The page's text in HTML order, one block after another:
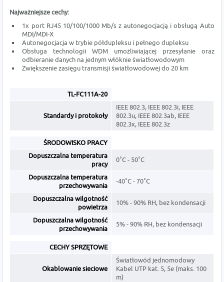
Najważniejsze cechy:
1x port RJ45 10/100/1000 Mb/s z autonegocjacją i obsługą Auto
MDI/MDI-X
Autonegocjacja w trybie półdupleksu i pełnego dupleksu
Obsługa technologii WDM umożliwiającej przesyłanie oraz
odbieranie danych na jednym włóknie światłowodowym
Zwiększenie zasięgu transmisji światłowodowej do 20 km
TL-FC111A-20
Standardy i protokoły
IEEE 802.3, IEEE 802.3i, IEEE
802.3u, IEEE 802.3ab, IEEE
802.3x, IEEE 802.3z
ŚRODOWISKO PRACY
Dopuszczalna temperatura
pracy
0˚C - 50˚C
Dopuszczalna temperatura
przechowywania
-40˚C - 70˚C
Dopuszczalna wilgotność
powietrza
10% - 90% RH, bez kondensacji
Dopuszczalna wilgotność
przechowywania
5% - 90% RH, bez kondensacji
CECHY SPRZĘTOWE
Okablowanie sieciowe
Światłowód jednomodowy
Kabel UTP kat. 5, 5e (maks. 100
m)